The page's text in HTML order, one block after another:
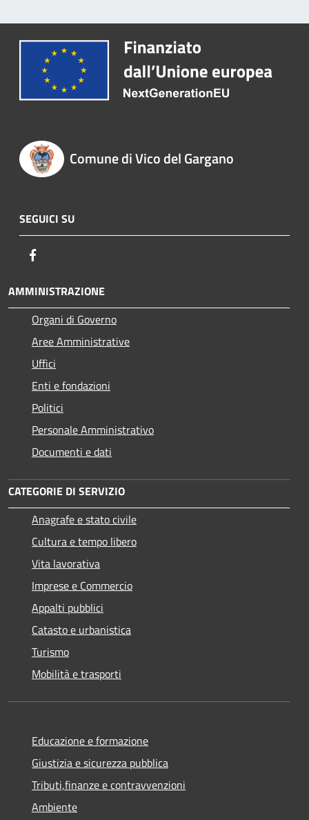
Comune di Vico del Gargano
SEGUICI SU
AMMINISTRAZIONE
Organi di Governo
Aree Amministrative
Uffici
Enti e fondazioni
Politici
Personale Amministrativo
Documenti e dati
CATEGORIE DI SERVIZIO
Anagrafe e stato civile
Cultura e tempo libero
Vita lavorativa
Imprese e Commercio
Appalti pubblici
Catasto e urbanistica
Turismo
Mobilità e trasporti
Educazione e formazione
Giustizia e sicurezza pubblica
Tributi,finanze e contravvenzioni
Ambiente